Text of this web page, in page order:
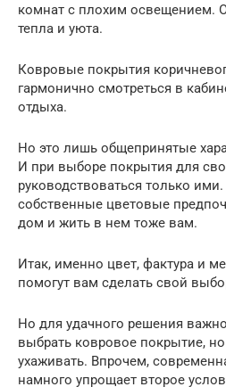
комнат с плохим освещением.
тепла и уюта.
Ковровые покрытия
гармонично смотреться в
отдыха.
Но это лишь общепринятые
И при выборе покрытия для
руководствоваться только
собственные цветовые
дом и жить в нем тоже вам.
Итак, именно цвет, фактура и
помогут вам сделать свой
Но для удачного решения
выбрать ковровое покрытие,
ухаживать. Впрочем,
намного упрощает второе